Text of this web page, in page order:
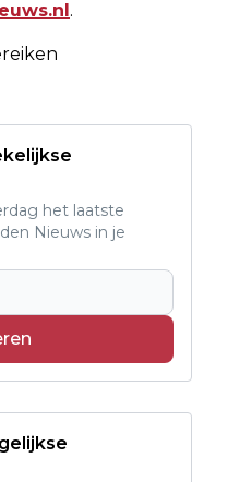
.
het laatste
Nieuws in je